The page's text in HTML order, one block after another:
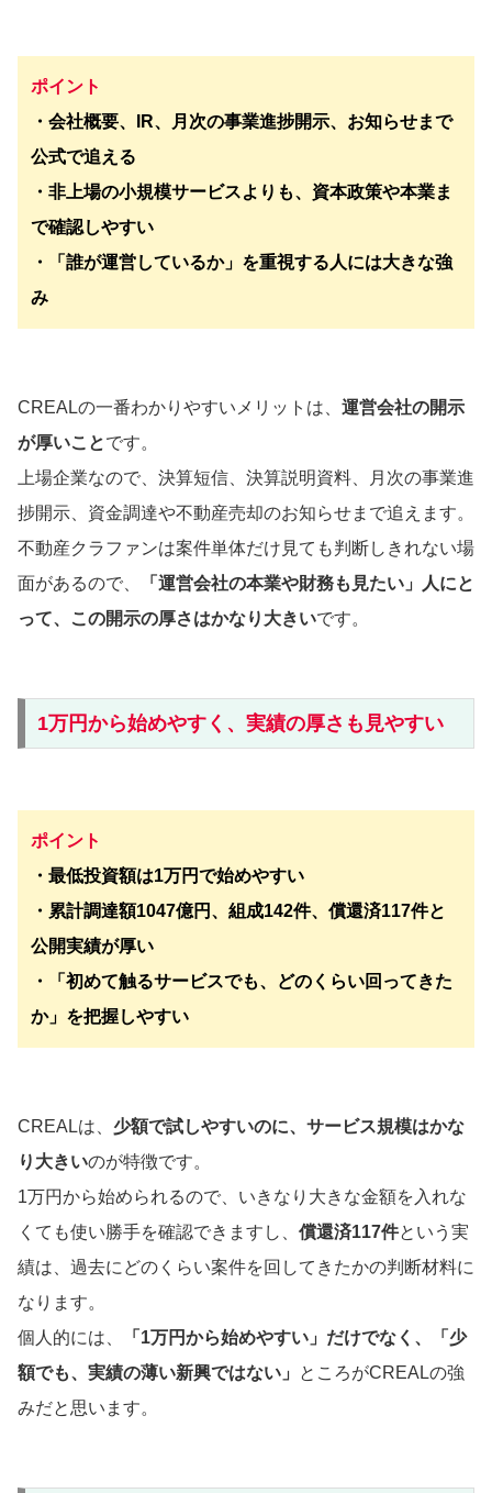
ポイント
・会社概要、IR、月次の事業進捗開示、お知らせまで
公式で追える
・非上場の小規模サービスよりも、資本政策や本業ま
で確認しやすい
・「誰が運営しているか」を重視する人には大きな強
み
CREALの一番わかりやすいメリットは、 運営会社の開示
が厚いことです。
上場企業なので、決算短信、決算説明資料、月次の事業進
捗開示、資金調達や不動産売却のお知らせまで追えます。
不動産クラファンは案件単体だけ見ても判断しきれない場
面があるので、
「運営会社の本業や財務も見たい」人にと
って、この開示の厚さはかなり大きいです。
1万円から始めやすく、実績の厚さも見やすい
ポイント
・最低投資額は1万円で始めやすい
・累計調達額1047億円、組成142件、償還済117件と
公開実績が厚い
・「初めて触るサービスでも、どのくらい回ってきた
か」を把握しやすい
CREALは、 少額で試しやすいのに、サービス規模はかな
り大きいのが特徴です。
1万円から始められるので、いきなり大きな金額を入れな
くても使い勝手を確認できますし、 償還済117件という実
績は、過去にどのくらい案件を回してきたかの判断材料に
なります。
個人的には、
「1万円から始めやすい」だけでなく、「少
額でも、実績の薄い新興ではない」
ところがCREALの強
みだと思います。